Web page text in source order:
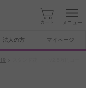
カート メニュー
法人の方 マイページ